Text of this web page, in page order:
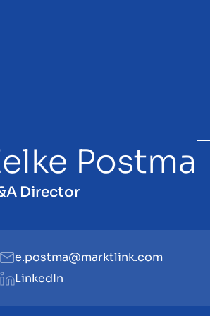
Postma
Director
e.postma@marktlink.com
LinkedIn